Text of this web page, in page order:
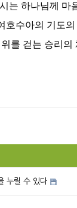
는 하나님께 마
호수아의 기도
를 걷는 승리
누릴 수 있다